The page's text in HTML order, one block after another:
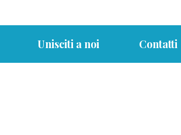
Unisciti a noi Contatti